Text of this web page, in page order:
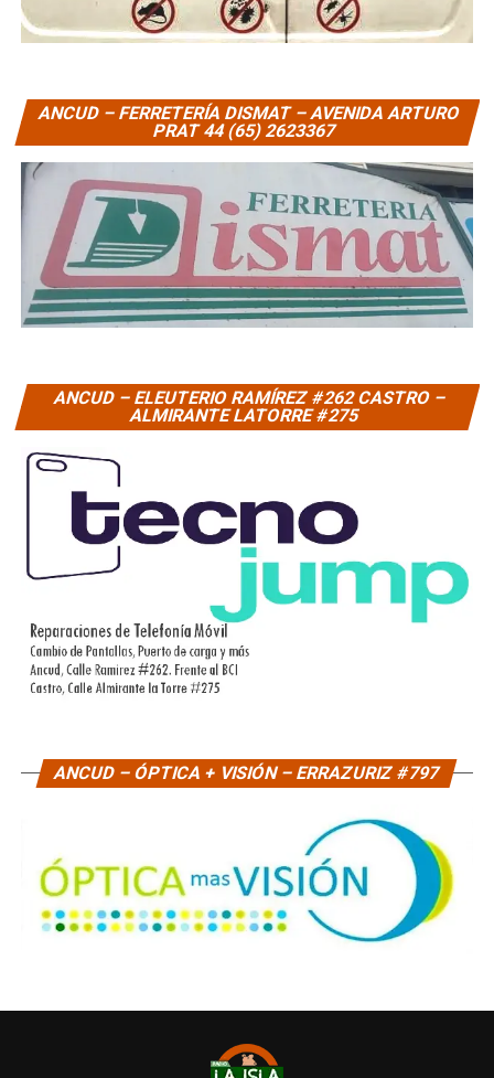
ANCUD – FERRETERÍA DISMAT – AVENIDA ARTURO
PRAT 44 (65) 2623367
ANCUD – ELEUTERIO RAMÍREZ #262 CASTRO –
ALMIRANTE LATORRE #275
ANCUD – ÓPTICA + VISIÓN – ERRAZURIZ #797